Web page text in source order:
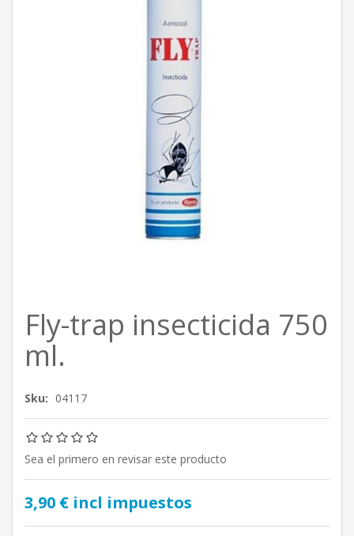
Fly-trap insecticida 750
ml.
Sku: 04117
Sea el primero en revisar este producto
3,90 € incl impuestos